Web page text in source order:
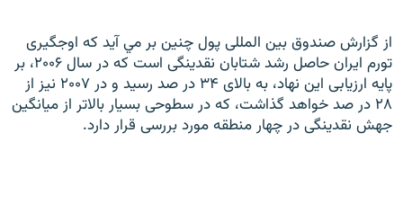
از گزارش صندوق بين المللی پول چنين بر مي آيد که اوجگيری
تورم ايران حاصل رشد شتابان نقدينگی است که در سال ۲۰۰۶، بر
پايه ارزيابی اين نهاد، به بالای ۳۴ در صد رسيد و در ۲۰۰۷ نيز از
۲۸ در صد خواهد گذاشت، که در سطوحی بسيار بالاتر از ميانگين
جهش نقدينگی در چهار منطقه مورد بررسی قرار دارد.